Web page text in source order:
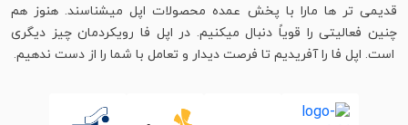
قدیمی تر ها مارا با پخش عمده محصولات اپل میشناسند. هنوز هم
چنین فعالیتی را قویاً دنبال میکنیم. در اپل فا رویکردمان چیز دیگری
است. اپل فا را آفریدیم تا فرصت دیدار و تعامل با شما را از دست ندهیم.